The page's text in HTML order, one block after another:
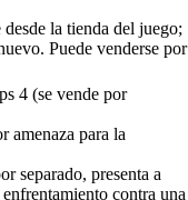
la tienda del juego;
Puede venderse por
4 (se vende por
amenaza para la
separado, presenta a
contra una